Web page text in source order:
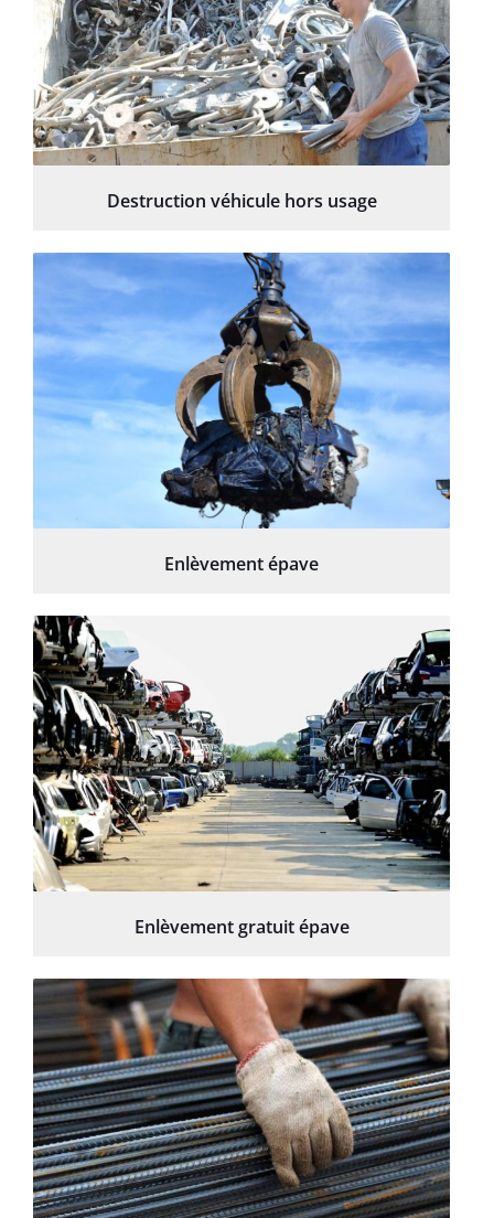
Destruction véhicule hors usage
Enlèvement épave
Enlèvement gratuit épave